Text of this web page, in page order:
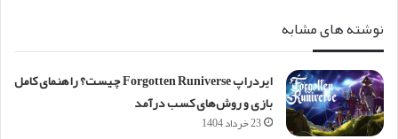
نوشته های مشابه
ایردراپ Forgotten Runiverse چیست؟ راهنمای کامل
بازی و روش‌های کسب درآمد
23 خرداد 1404